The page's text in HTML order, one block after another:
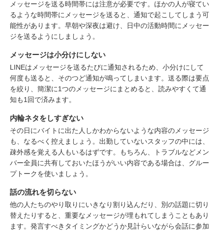
メッセージを送る時間帯には注意が必要です。ほかの人が寝てい
るような時間帯にメッセージを送ると、通知で起こしてしまう可
能性があります。早朝や深夜は避け、日中の活動時間にメッセー
ジを送るようにしましょう。
メッセージは小分けにしない
LINEはメッセージを送るたびに通知されるため、小分けにして
何度も送ると、そのつど通知が鳴ってしまいます。送る際は要点
を絞り、簡潔に1つのメッセージにまとめると、読みやすくて通
知も1回で済みます。
内輪ネタをしすぎない
その日にバイトに出た人しかわからないような内容のメッセージ
も、なるべく控えましょう。出勤していないスタッフの中には、
疎外感を覚える人もいるはずです。もちろん、トラブルなどメン
バー全員に共有しておいたほうがいい内容である場合は、グルー
プトークを使いましょう。
話の流れを切らない
他の人たちのやり取りにいきなり割り込んだり、別の話題に切り
替えたりすると、重要なメッセージが埋もれてしまうこともあり
ます。発言すべきタイミングかどうか見計らいながら会話に参加